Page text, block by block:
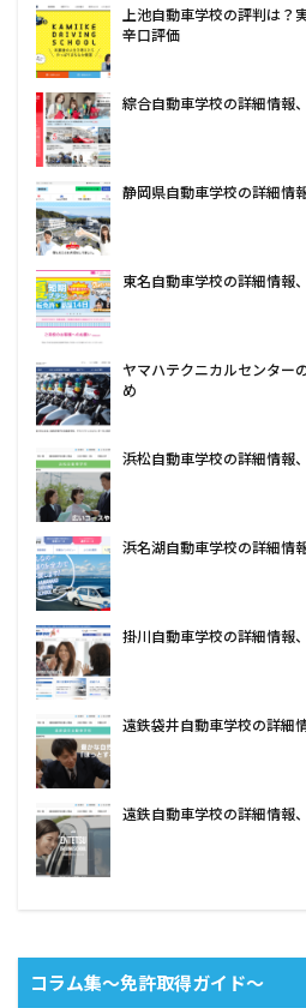
上池自動車学校の評判は？
辛口評価
綜合自動車学校の詳細情報
静岡県自動車学校の詳細情
東名自動車学校の詳細情報
ヤマハテクニカルセンター
め
浜松自動車学校の詳細情報
浜名湖自動車学校の詳細情
掛川自動車学校の詳細情報
遠鉄袋井自動車学校の詳細
遠鉄自動車学校の詳細情報
コラム集〜免許取得ガイド〜